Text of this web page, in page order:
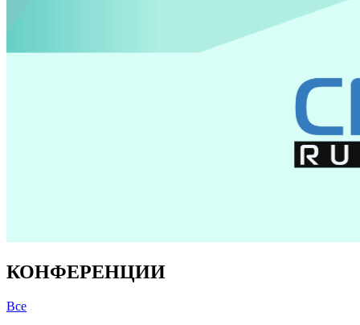
КОНФЕРЕНЦИИ
Все